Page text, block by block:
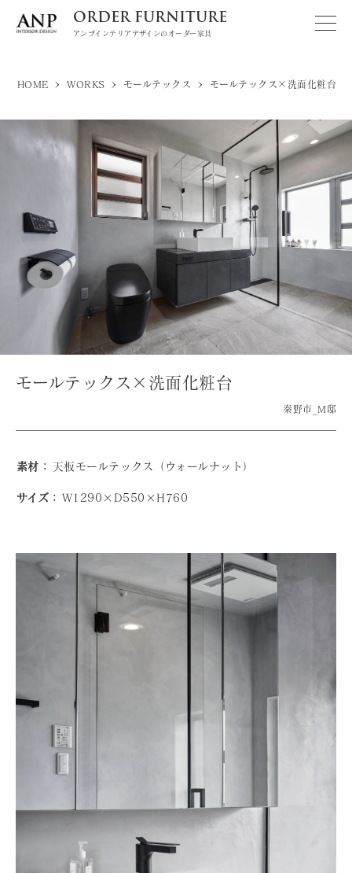
ORDER FURNITURE
アンプインテリアデザインのオーダー家具
HOME >WORKS > モールテックス > モールテックス×洗面化粧台
モールテックス×洗面化粧台
秦野市_M邸
素材： 天板モールテックス（ウォールナット）
サイズ： W1290×D550×H760